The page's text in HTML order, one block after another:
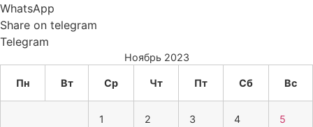
WhatsApp
Share on telegram
Telegram
Ноябрь 2023
Пн Вт Ср Чт Пт Сб Вс
1 2 3 4 5